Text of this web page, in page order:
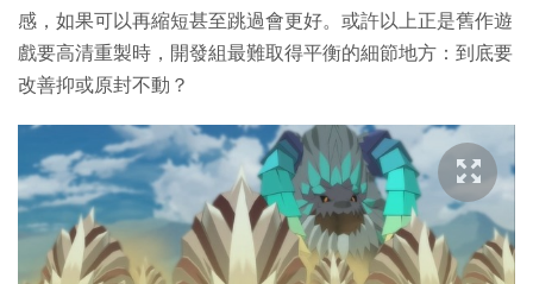
感，如果可以再縮短甚至跳過會更好。或許以上正是舊作遊
戲要高清重製時，開發組最難取得平衡的細節地方：到底要
改善抑或原封不動？